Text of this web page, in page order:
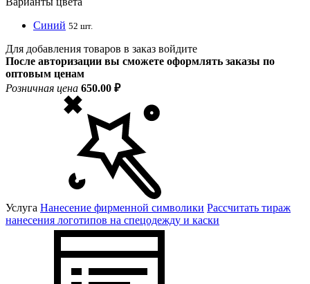
Синий 52 шт.
Для добавления товаров в заказ войдите
После авторизации вы сможете оформлять заказы по
оптовым ценам
Розничная цена 650.00 ₽
Услуга Нанесение фирменной символики Рассчитать тираж
нанесения логотипов на спецодежду и каски